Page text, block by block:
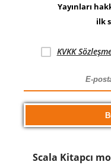
Yayınları
ilk
KVKK
Scala Kitapcı